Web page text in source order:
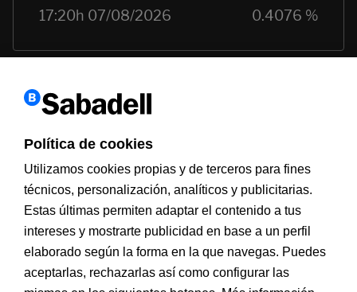
Información a clientesPSD2
MIFIDDocumentación PRIIPS
Aviso legalPolítica de cookies
Seguridad Atención al cliente
Política de cookies
Utilizamos cookies propias y de terceros para fines
técnicos, personalización, analíticos y publicitarias.
Estas últimas permiten adaptar el contenido a tus
intereses y mostrarte publicidad en base a un perfil
elaborado según la forma en la que navegas. Puedes
aceptarlas, rechazarlas así como configurar las